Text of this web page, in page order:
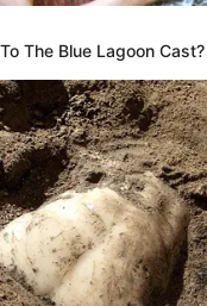
The Blue Lagoon